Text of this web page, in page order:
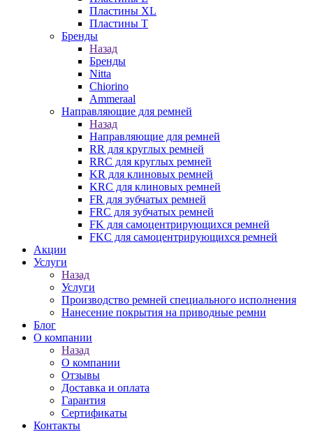
Пластины XL
Пластины T
Бренды
Назад
Бренды
Nitta
Chiorino
Ammeraal
Направляющие для ремней
Назад
Направляющие для ремней
RR для круглых ремней
RRC для круглых ремней
KR для клиновых ремней
KRC для клиновых ремней
FR для зубчатых ремней
FRC для зубчатых ремней
FK для самоцентрирующихся ремней
FKC для самоцентрирующихся ремней
Акции
Услуги
Назад
Услуги
Производство ремней специального исполнения
Нанесение покрытия на приводные ремни
Блог
О компании
Назад
О компании
Отзывы
Доставка и оплата
Гарантия
Сертификаты
Контакты